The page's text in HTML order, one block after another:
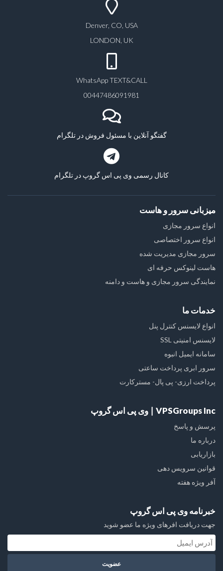
Denver, CO, USA
LONDON, UK
WhatsApp TEXT&CALL
00447486091981
گفتگو آنلاین با مسئول فروش در تلگرام
کانال رسمی وی پی اس گروپ در تلگرام
میزبانی سرور و هاست
انواع سرور مجازی
انواع سرور اختصاصی
سرور مجازی مدیریت شده
هاست لینوکس حرفه ای
نمایندگی سرور مجازی و هاست و دامنه
خدمات ما
انواع لایسنس کنترل پنل
لایسنس امنیتی SSL
سامانه ایمیل انبوه
سرور ابری پرداخت ساعتی
پرداخت ارزی- پی پال- مسترکارت
VPSGroups Inc ∣ وی پی اس گروپ
پرسش و پاسخ
درباره ما
بازاریابی
قوانین سرویس دهی
آفر ویژه هفته
خبرنامه وی پی اس گروپ
جهت دریافت افرهای ویژه ما عضو شوید